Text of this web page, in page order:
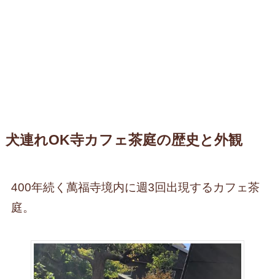
犬連れOK寺カフェ茶庭の歴史と外観
400年続く萬福寺境内に週3回出現するカフェ茶
庭。